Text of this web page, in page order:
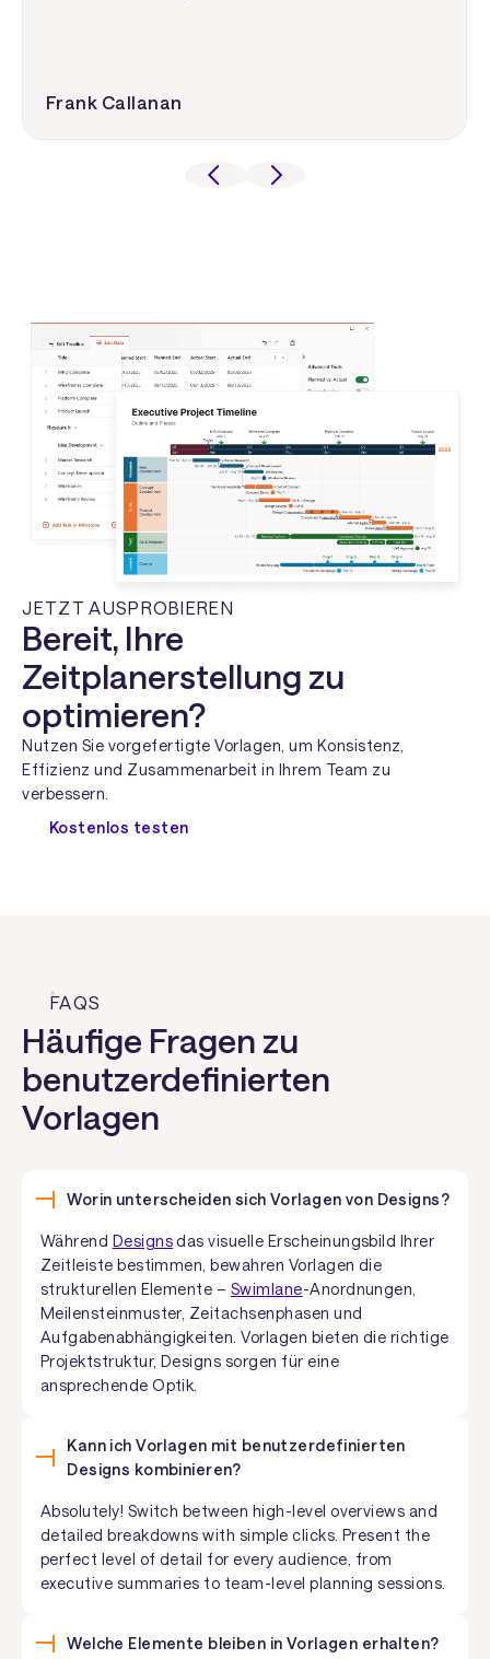
Frank Callanan
JETZT AUSPROBIEREN
Bereit, Ihre
Zeitplanerstellung zu
optimieren?
Nutzen Sie vorgefertigte Vorlagen, um Konsistenz,
Effizienz und Zusammenarbeit in Ihrem Team zu
verbessern.
Kostenlos testen
FAQS
Häufige Fragen zu
benutzerdefinierten
Vorlagen
Worin unterscheiden sich Vorlagen von Designs?
Während Designsdas visuelle Erscheinungsbild Ihrer
Zeitleiste bestimmen, bewahren Vorlagen die
strukturellen Elemente – Swimlane-Anordnungen,
Meilensteinmuster, Zeitachsenphasen und
Aufgabenabhängigkeiten. Vorlagen bieten die richtige
Projektstruktur, Designs sorgen für eine
ansprechende Optik.
Kann ich Vorlagen mit benutzerdefinierten
Designs kombinieren?
Absolutely! Switch between high-level overviews and
detailed breakdowns with simple clicks. Present the
perfect level of detail for every audience, from
executive summaries to team-level planning sessions.
Welche Elemente bleiben in Vorlagen erhalten?